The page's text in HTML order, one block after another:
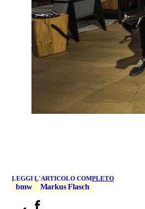
LEGGI L'ARTICOLO COMPLETO
bmw Markus Flasch